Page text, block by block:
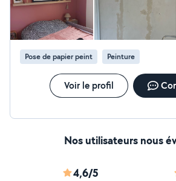
taille haie,etc Je retape également des meubles
,relooking Je peux également vous amener pour vos
courses,rdv médicaux également Je fais également de
la garde d'enfants,à été Gouvernante
particuliers qui avait deux enfants Si besoin je peux
Pose de papier peint Peinture
Voir le profil
Nos utilisateurs nous
4,6/5